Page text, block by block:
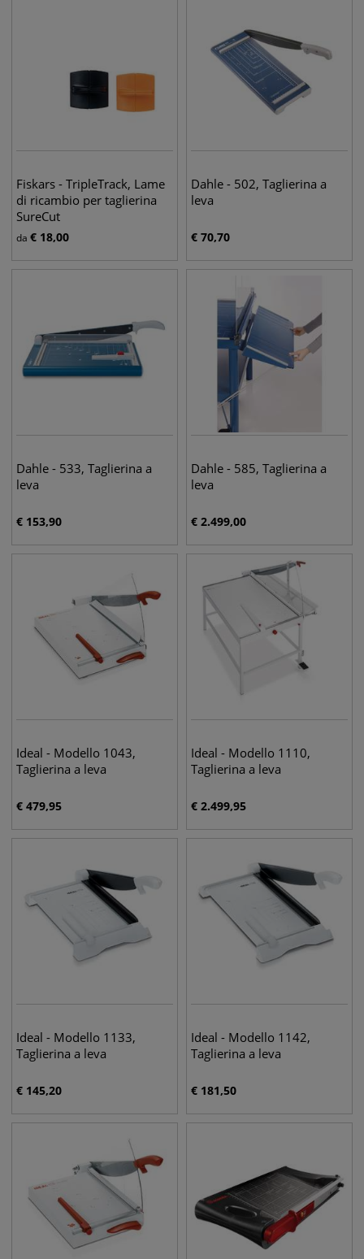
Fiskars - TripleTrack, Lame
di ricambio per taglierina
SureCut
da € 18,00
Dahle - 502, Taglierina a
leva
€ 70,70
Dahle - 533, Taglierina a
leva
€ 153,90
Dahle - 585, Taglierina a
leva
€ 2.499,00
Ideal - Modello 1043,
Taglierina a leva
€ 479,95
Ideal - Modello 1110,
Taglierina a leva
€ 2.499,95
Ideal - Modello 1133,
Taglierina a leva
€ 145,20
Ideal - Modello 1142,
Taglierina a leva
€ 181,50